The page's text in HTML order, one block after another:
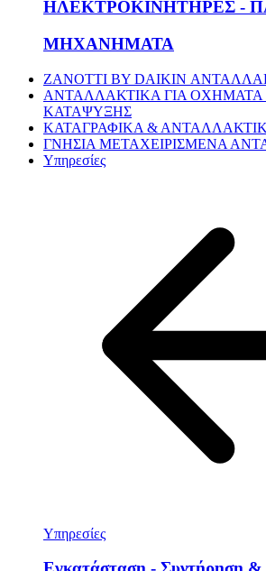
ΗΛΕΚΤΡΟΚΙΝΗΤΗΡΕΣ -
ΜΗΧΑΝΗΜΑΤΑ
ZANOTTI BY DAIKIN
ΑΝΤΑΛΛΑΚΤΙΚΑ ΓΙΑ ΟΧΗΜΑΤΑ
ΚΑΤΑΨΥΞΗΣ
ΚΑΤΑΓΡΑΦΙΚΑ &
ΓΝΗΣΙΑ ΜΕΤΑΧΕΙΡΙΣΜΕΝΑ
Υπηρεσίες
Υπηρεσίες